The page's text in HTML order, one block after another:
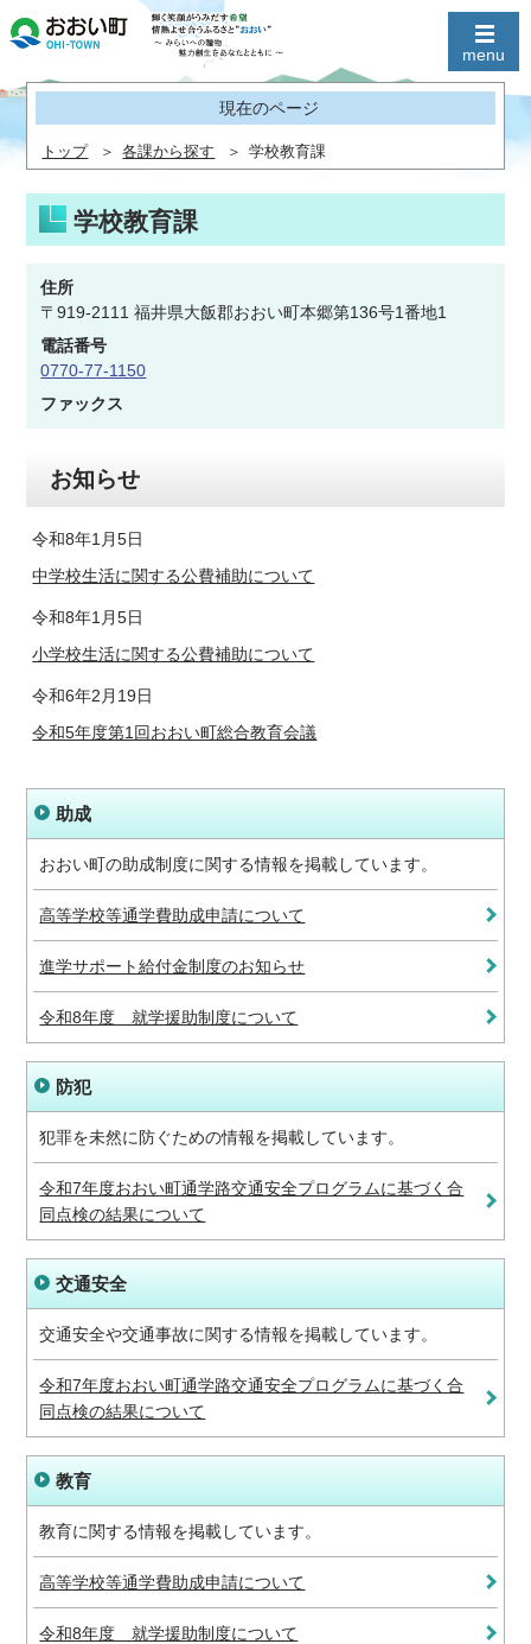
現在のページ
トップ 各課から探す 学校教育課
学校教育課
住所
〒919-2111 福井県大飯郡おおい町本郷第136号1番地1
電話番号
0770-77-1150
ファックス
お知らせ
令和8年1月5日
中学校生活に関する公費補助について
令和8年1月5日
小学校生活に関する公費補助について
令和6年2月19日
令和5年度第1回おおい町総合教育会議
助成
おおい町の助成制度に関する情報を掲載しています。
高等学校等通学費助成申請について
進学サポート給付金制度のお知らせ
令和8年度 就学援助制度について
防犯
犯罪を未然に防ぐための情報を掲載しています。
令和7年度おおい町通学路交通安全プログラムに基づく合
同点検の結果について
交通安全
交通安全や交通事故に関する情報を掲載しています。
令和7年度おおい町通学路交通安全プログラムに基づく合
同点検の結果について
教育
教育に関する情報を掲載しています。
高等学校等通学費助成申請について
令和8年度 就学援助制度について